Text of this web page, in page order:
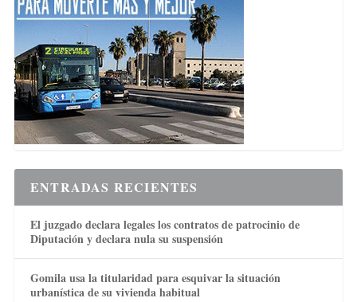
ENTRADAS RECIENTES
El juzgado declara legales los contratos de patrocinio de
Diputación y declara nula su suspensión
Gomila usa la titularidad para esquivar la situación
urbanística de su vivienda habitual